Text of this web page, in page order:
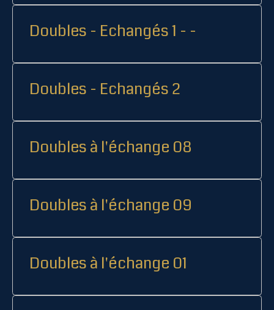
Doubles - Echangés 1 - -
Doubles - Echangés 2
Doubles à l'échange 08
Doubles à l'échange 09
Doubles à l'échange 01